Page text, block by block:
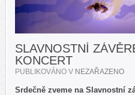
SLAVNOSTNÍ
KONCERT
PUBLIKOVÁNO V NEZAŘAZENO
Srdečně zveme na Slavnostní